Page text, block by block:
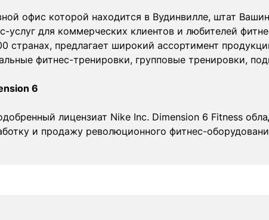
офис которой находится в Вудинвилле, штат
услуг для коммерческих клиентов и любителей
странах, предлагает широкий ассортимент
фитнес-тренировки, групповые тренировки,
6
лицензиат Nike Inc. Dimension 6 Fitness
и продажу революционного фитнес-